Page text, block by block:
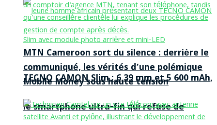
TECNO CAMON Slim : 6,39 mm et 5 600 mAh,
le smartphone ultra-fin qui refuse de
MTN Cameroon sort du silence : derrière le
communiqué, les vérités d’une polémique
Mobile Money sous haute tension